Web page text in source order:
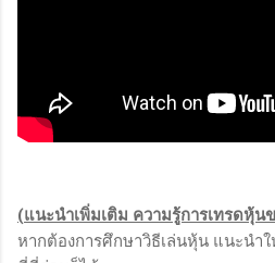
(แนะนำเพิ่มเติม ความรู้การเทรดหุ้น
หากต้องการศึกษาวิธีเล่นหุ้น แนะน